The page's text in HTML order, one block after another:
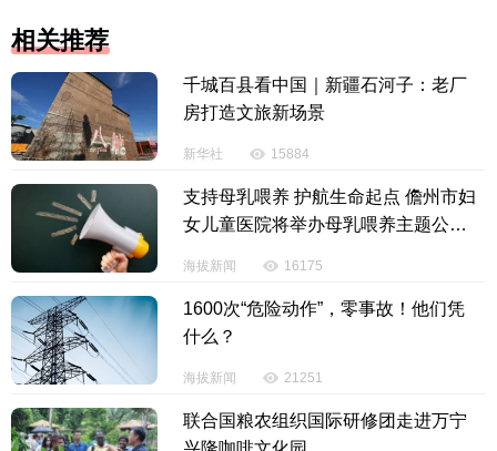
县政协主席吴钟良代表政协第十一届琼中黎族苗
族自治县委员会常务委员会，向大会作报告。报告从
强化政治引领，把牢履职根本方向；聚焦中心大局，
夯实自身建设，提升履职能力四个方面，全面总结回
顾县政协十一届四次会议以来的工作。
式启动，“十四五”圆满收官与“十五五”谋划交织推进，
琼中紧抓时代机遇，锚定“绿色高地”目标定位，积极融
入海南自贸港“三区一中心”建设大局，推动县域经济社
会发展迈出坚实步伐。一年来，县政协及其常委会紧
扣中心大局，将履职主线贯穿于服务自贸港建设战略
相关推荐
千城百县看中国｜新疆石河子：老厂
房打造文旅新场景
新华社 15884
支持母乳喂养 护航生命起点 儋州市妇
女儿童医院将举办母乳喂养主题公益
海拔新闻 16175
1600次“危险动作”，零事故！他们凭
什么？
海拔新闻 21251
联合国粮农组织国际研修团走进万宁